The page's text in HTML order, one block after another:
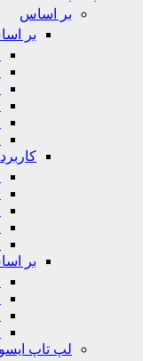
بر اساس
بر
کاربرد
بر
لپ تاپ